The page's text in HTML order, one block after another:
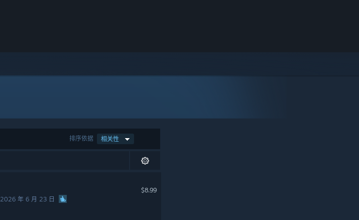
排序依据 相关性
2026 年 6 月 23 日
$8.99